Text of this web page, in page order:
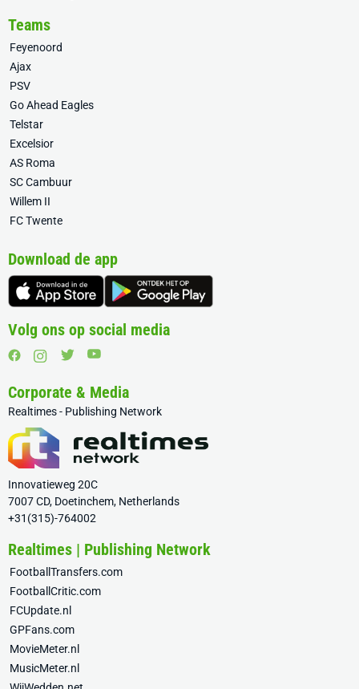
Teams
Feyenoord
Ajax
PSV
Go Ahead Eagles
Telstar
Excelsior
AS Roma
SC Cambuur
Willem II
FC Twente
Download de app
Volg ons op social media
Corporate & Media
Realtimes - Publishing Network
Innovatieweg 20C
7007 CD, Doetinchem, Netherlands
+31(315)-764002
Realtimes | Publishing Network
FootballTransfers.com
FootballCritic.com
FCUpdate.nl
GPFans.com
MovieMeter.nl
MusicMeter.nl